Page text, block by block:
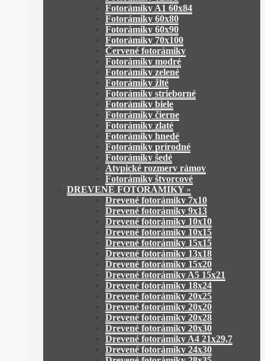
Fotorámiky A1 60x84
Fotorámiky 60x80
Fotorámiky 60x90
Fotorámiky 70x100
Červené fotorámiky
Fotorámiky modré
Fotorámiky zelené
Fotorámiky žlté
Fotorámiky strieborné
Fotorámiky biele
Fotorámiky čierne
Fotorámiky zlaté
Fotorámiky hnedé
Fotorámiky prírodné
Fotorámiky šedé
Atypické rozmery rámov
Fotorámiky štvorcové
DREVENÉ FOTORÁMIKY »
Drevené fotorámiky 7x10
Drevené fotorámiky 9x13
Drevené fotorámiky 10x10
Drevené fotorámiky 10x15
Drevené fotorámiky 15x15
Drevené fotorámiky 13x18
Drevené fotorámiky 15x20
Drevené fotorámiky A5 15x21
Drevené fotorámiky 18x24
Drevené fotorámiky 20x25
Drevené fotorámiky 20x20
Drevené fotorámiky 20x28
Drevené fotorámiky 20x30
Drevené fotorámiky A4 21x29,7
Drevené fotorámiky 24x30